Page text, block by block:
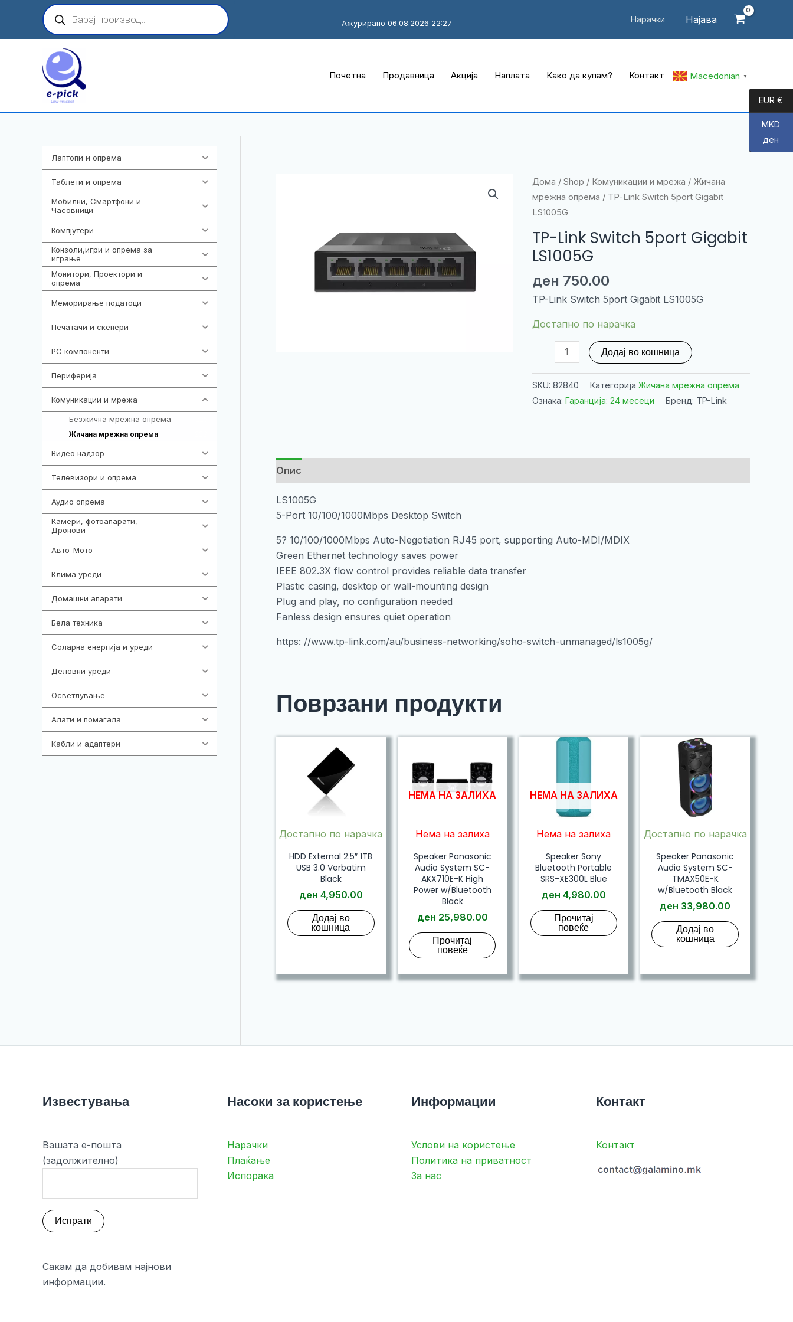
content
Products
search
Нарачки Најава
Ажурирано 06.08.2026 22:27
Почетна Продавница Акција Наплата Како да купам? Контакт Macedonian ▼
Лаптопи и опрема
Таблети и опрема
Мобилни, Смартфони и
Часовници
Компјутери
Конзоли,игри и опрема за
играње
Монитори, Проектори и
опрема
Меморирање податоци
Печатачи и скенери
PC компоненти
Периферија
Комуникации и мрежа
Безжична мрежна опрема
Жичана мрежна опрема
Видео надзор
Телевизори и опрема
Аудио опрема
Камери, фотоапарати,
Дронови
Авто-Мото
Клима уреди
Домашни апарати
Бела техника
Соларна енергија и уреди
Деловни уреди
Осветлување
Алати и помагала
Кабли и адаптери
Дома / Shop / Комуникации и мрежа / Жичана
мрежна опрема / TP-Link Switch 5port Gigabit
LS1005G
TP-Link Switch 5port Gigabit
LS1005G
ден 750.00
TP-Link Switch 5port Gigabit LS1005G
Достапно по нарачка
Додај во кошница
SKU: 82840 Категорија Жичана мрежна опрема
Ознака: Гаранција: 24 месеци Бренд: TP-Link
Опис
LS1005G
5-Port 10/100/1000Mbps Desktop Switch
5? 10/100/1000Mbps Auto-Negotiation RJ45 port, supporting Auto-MDI/MDIX
Green Ethernet technology saves power
IEEE 802.3X flow control provides reliable data transfer
Plastic casing, desktop or wall-mounting design
Plug and play, no configuration needed
Fanless design ensures quiet operation
https: //www.tp-link.com/au/business-networking/soho-switch-unmanaged/ls1005g/
Поврзани продукти
Достапно по нарачка
HDD External 2.5″ 1TB
USB 3.0 Verbatim
Black
ден 4,950.00
Додај во
кошница
НЕМА НА ЗАЛИХА
Нема на залиха
Speaker Panasonic
Audio System SC-
AKX710E-K High
Power w/Bluetooth
Black
ден 25,980.00
Прочитај
повеќе
НЕМА НА ЗАЛИХА
Нема на залиха
Speaker Sony
Bluetooth Portable
SRS-XE300L Blue
ден 4,980.00
Прочитај
повеќе
Достапно по нарачка
Speaker Panasonic
Audio System SC-
TMAX50E-K
w/Bluetooth Black
ден 33,980.00
Додај во
кошница
Известувања
Вашата е-пошта
(задолжително)
Сакам да добивам најнови
информации.
Насоки за користење
Нарачки
Плаќање
Испорака
Информации
Услови на користење
Политика на приватност
За нас
Контакт
Контакт
EUR €
MKD
ден